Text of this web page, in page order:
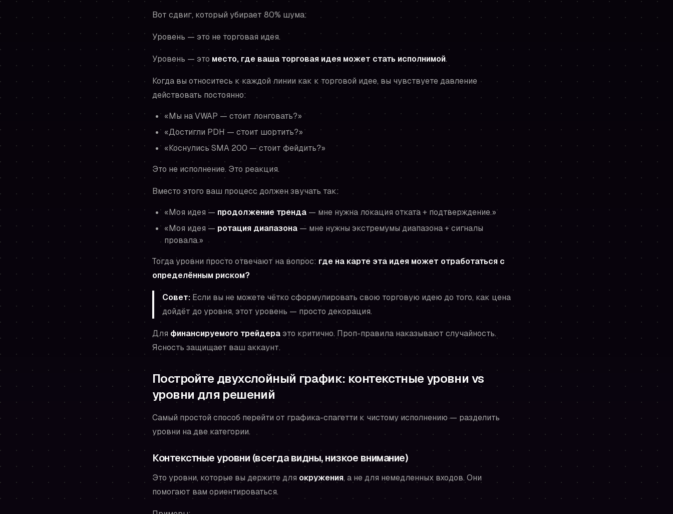
Вот сдвиг, который убирает 80% шума:
Уровень — это не торговая идея.
Уровень — это место, где ваша торговая идея может стать исполнимой.
Когда вы относитесь к каждой линии как к торговой идее, вы чувствуете давление
действовать постоянно:
«Мы на VWAP — стоит лонговать?»
«Достигли PDH — стоит шортить?»
«Коснулись SMA 200 — стоит фейдить?»
Это не исполнение. Это реакция.
Вместо этого ваш процесс должен звучать так:
«Моя идея — продолжение тренда — мне нужна локация отката + подтверждение.»
«Моя идея — ротация диапазона — мне нужны экстремумы диапазона + сигналы
провала.»
Тогда уровни просто отвечают на вопрос: где на карте эта идея может отработаться с
определённым риском?
Совет: Если вы не можете чётко сформулировать свою торговую идею до того, как цена
дойдёт до уровня, этот уровень — просто декорация.
Для финансируемого трейдераэто критично. Проп-правила наказывают случайность.
Ясность защищает ваш аккаунт.
Постройте двухслойный график: контекстные уровни vs
уровни для решений
Самый простой способ перейти от графика-спагетти к чистому исполнению — разделить
уровни на две категории.
Контекстные уровни (всегда видны, низкое внимание)
Это уровни, которые вы держите для окружения, а не для немедленных входов. Они
помогают вам ориентироваться.